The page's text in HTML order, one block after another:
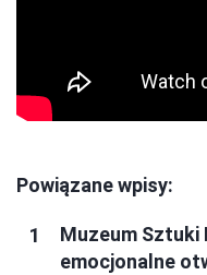
Powiązane wpisy:
Muzeum Sztuki
emocjonalne